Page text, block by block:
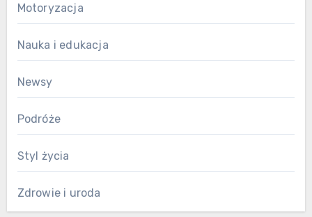
Motoryzacja
Nauka i edukacja
Newsy
Podróże
Styl życia
Zdrowie i uroda